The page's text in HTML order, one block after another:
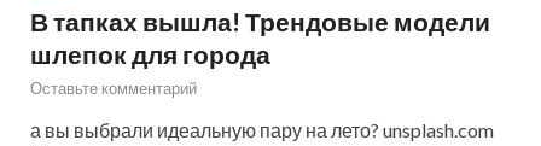
В тапках вышла! Трендовые модели
шлепок для города
Оставьте комментарий
а вы выбрали идеальную пару на лето? unsplash.com